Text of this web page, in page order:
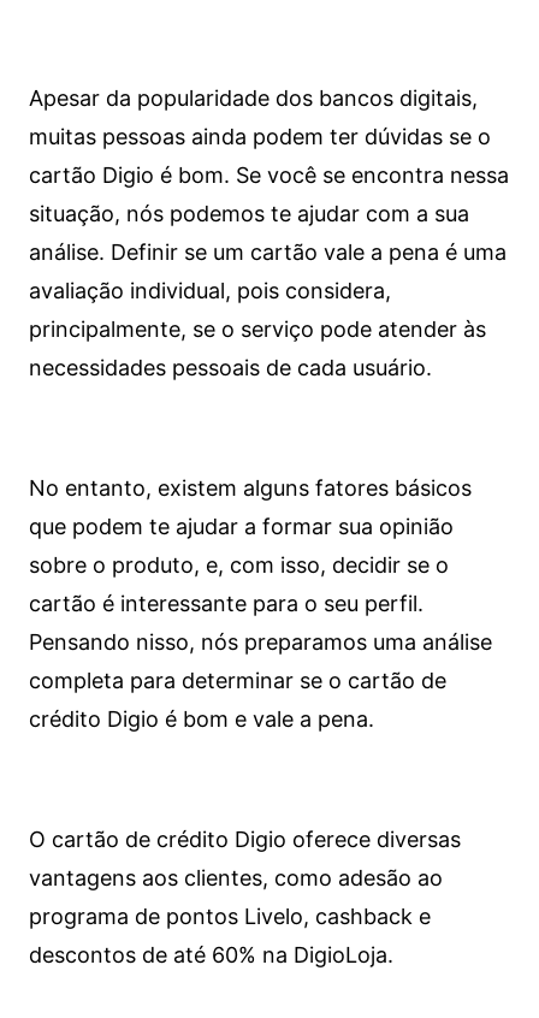
Apesar da popularidade dos bancos digitais,
muitas pessoas ainda podem ter dúvidas se o
cartão Digio é bom. Se você se encontra nessa
situação, nós podemos te ajudar com a sua
análise. Definir se um cartão vale a pena é uma
avaliação individual, pois considera,
principalmente, se o serviço pode atender às
necessidades pessoais de cada usuário.
No entanto, existem alguns fatores básicos
que podem te ajudar a formar sua opinião
sobre o produto, e, com isso, decidir se o
cartão é interessante para o seu perfil.
Pensando nisso, nós preparamos uma análise
completa para determinar se o cartão de
crédito Digio é bom e vale a pena.
O cartão de crédito Digio oferece diversas
vantagens aos clientes, como adesão ao
programa de pontos Livelo, cashback e
descontos de até 60% na DigioLoja.